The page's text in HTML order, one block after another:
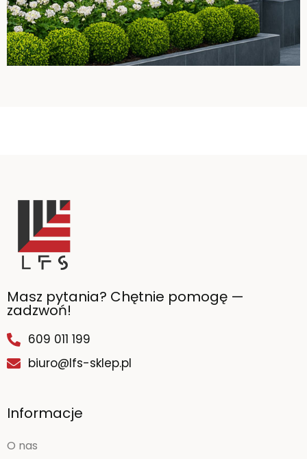
Masz pytania? Chętnie pomogę —
zadzwoń!
609 011 199
biuro@lfs-sklep.pl
Informacje
O nas